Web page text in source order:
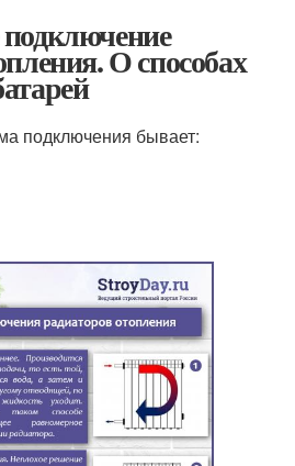
О способах
подключения бывает: